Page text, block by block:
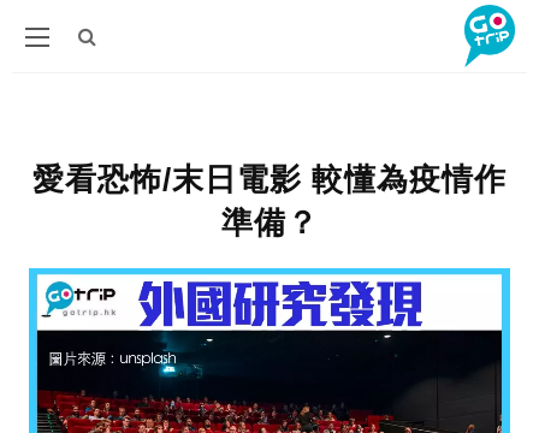
愛看恐怖/末日電影 較懂為疫情作
準備？